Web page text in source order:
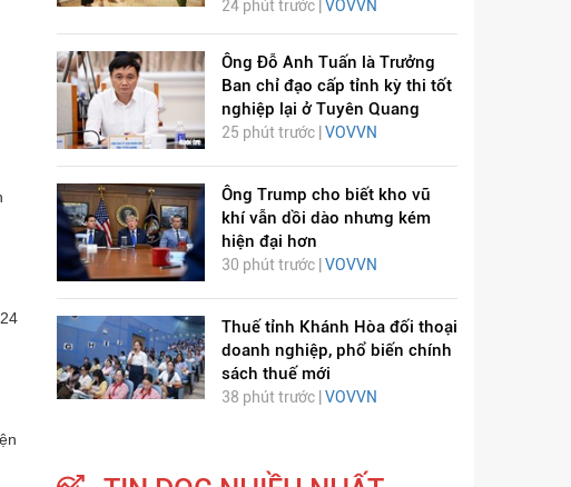
24 phút trước | VOVVN
Ông Đỗ Anh Tuấn là Trưởng
Ban chỉ đạo cấp tỉnh kỳ thi tốt
nghiệp lại ở Tuyên Quang
25 phút trước | VOVVN
Ông Trump cho biết kho vũ
khí vẫn dồi dào nhưng kém
hiện đại hơn
30 phút trước | VOVVN
Thuế tỉnh Khánh Hòa đối thoại
doanh nghiệp, phổ biến chính
sách thuế mới
38 phút trước | VOVVN